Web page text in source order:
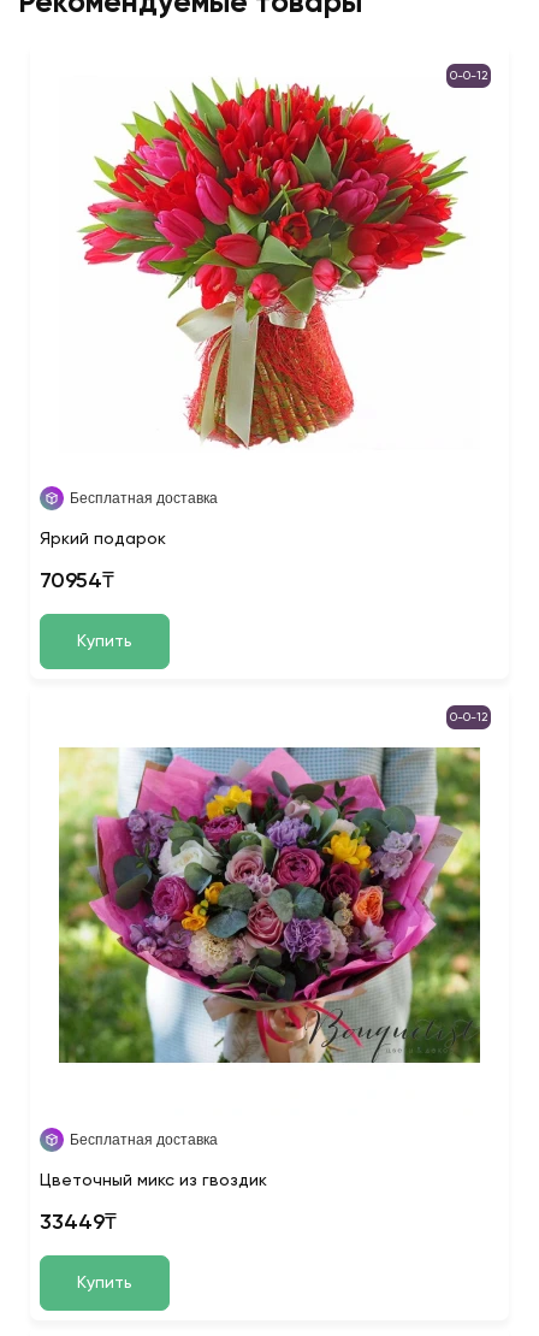
0-0-12
Бесплатная доставка
Яркий подарок
70954₸
Купить
0-0-12
Бесплатная доставка
Цветочный микс из гвоздик
33449₸
Купить